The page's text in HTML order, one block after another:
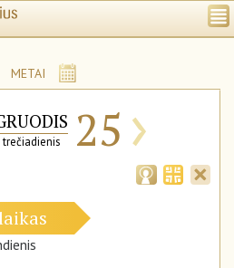
METAI
trečiadienis 25 ›